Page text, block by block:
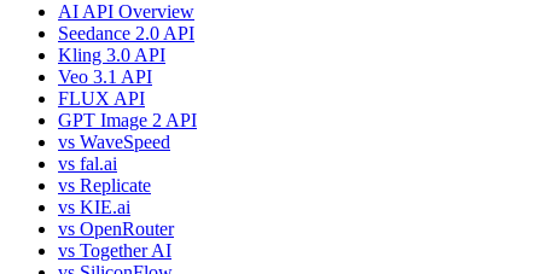
AI API Overview
Seedance 2.0 API
Kling 3.0 API
Veo 3.1 API
FLUX API
GPT Image 2 API
vs WaveSpeed
vs fal.ai
vs Replicate
vs KIE.ai
vs OpenRouter
vs Together AI